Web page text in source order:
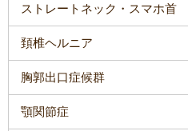
ストレートネック・スマホ首
頚椎ヘルニア
胸郭出口症候群
顎関節症